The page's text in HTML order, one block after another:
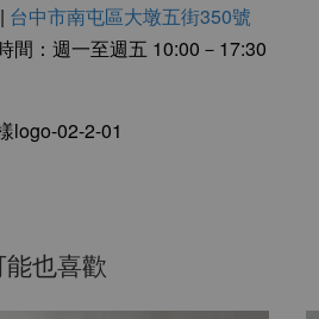
台中市南屯區大墩五街350號
間：週一至週五 10:00－17:30
能也喜歡